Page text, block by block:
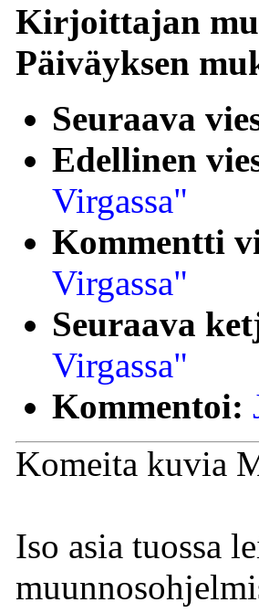
Kirjoittajan
Päiväyksen
Seuraava
Edellinen
Virgassa"
Kommentti
Virgassa"
Seuraava
Virgassa"
Kommentoi:
Komeita kuvia
Iso asia tuossa